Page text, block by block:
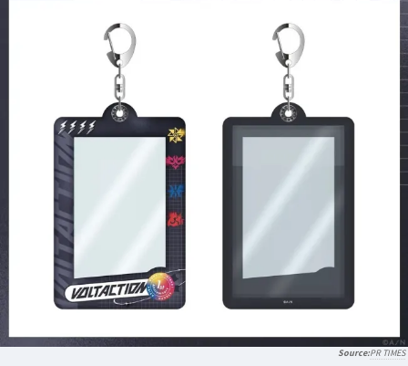
PR TIMES